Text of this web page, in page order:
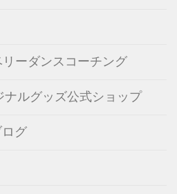
リーダンスコーチング
ナルグッズ公式ショップ
グ